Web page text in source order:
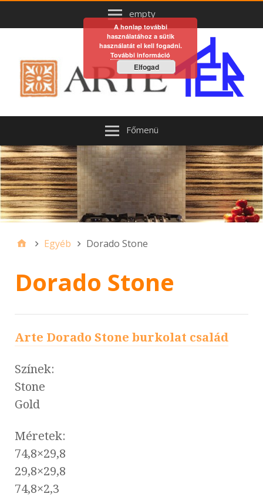
empty
Főmenü
Egyéb Dorado Stone
Dorado Stone
Arte Dorado Stone burkolat család
Színek:
Stone
Gold
Méretek:
74,8×29,8
29,8×29,8
74,8×2,3
A honlap további
használatához a sütik
használatát el kell fogadni.
További információ
Elfogad